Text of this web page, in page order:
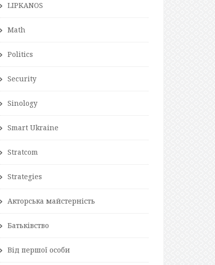
LIPKANOS
Math
Politics
Security
Sinology
Smart Ukraine
Stratcom
Strategies
Акторська майстерність
Батьківство
Від першої особи